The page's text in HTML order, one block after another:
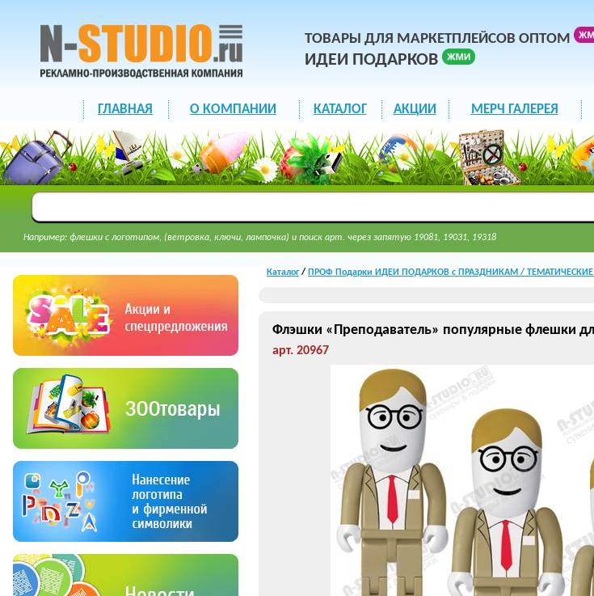
ТОВАРЫ ДЛЯ МАРКЕТПЛЕЙСОВ ОПТОМ
ИДЕИ ПОДАРКОВ
ГЛАВНАЯ О КОМПАНИИ КАТАЛОГ АКЦИИ МЕРЧ ГАЛЕРЕЯ
Например: флешки с логотипом, (ветровка, ключи, лампочка) и поиск арт. через запятую 19081, 19031, 19318
Каталог/ ПРОФ Подарки ИДЕИ ПОДАРКОВ с ПРАЗДНИКАМ /
Флэшки «Преподаватель» популярные флешки
арт. 20967